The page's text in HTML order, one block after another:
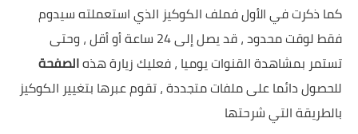
كما ذكرت في الأول فملف الكوكيز الذي استعملته سيدوم
فقط لوقت محدود ، قد يصل إلى 24 ساعة أو أقل ، وحتى
تستمر بمشاهدة القنوات يوميا ، فعليك زيارة هذهالصفحة
للحصول دائما على ملفات متجددة ، تقوم عبرها بتغيير الكوكيز
بالطريقة التي شرحتها